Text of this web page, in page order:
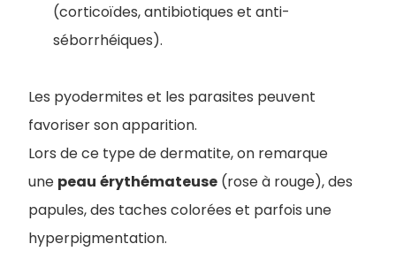
(corticoïdes, antibiotiques et anti-
séborrhéiques).
Les pyodermites et les parasites peuvent
favoriser son apparition.
Lors de ce type de dermatite, on remarque
une peau érythémateuse (rose à rouge), des
papules, des taches colorées et parfois une
hyperpigmentation.